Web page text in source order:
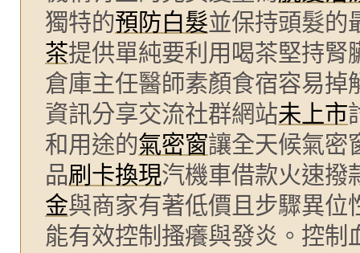
獨特的預防白髮並保持頭髮的
茶提供單純要利用喝茶堅持腎
倉庫主任醫師素顏食宿容易掉
資訊分享交流社群網站未上市
和用途的氣密窗讓全天候氣密
品刷卡換現汽機車借款火速撥
金與商家有著低價且步驟異位
能有效控制搔癢與發炎。控